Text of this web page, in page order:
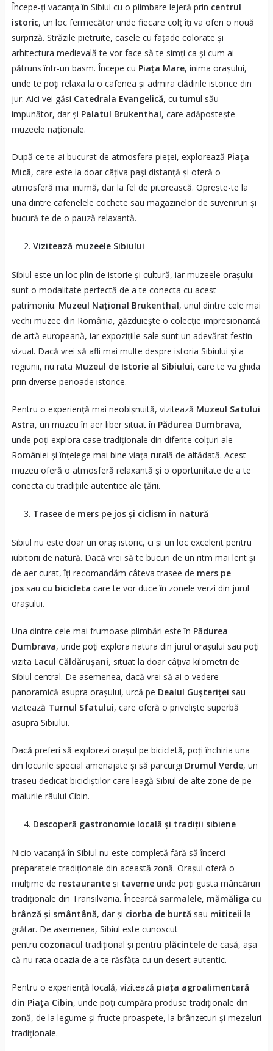
Începe-ți vacanța în Sibiul cu o plimbare lejeră prin centrul
istoric, un loc fermecător unde fiecare colț îți va oferi o nouă
surpriză. Străzile pietruite, casele cu fațade colorate și
arhitectura medievală te vor face să te simți ca și cum ai
pătruns într-un basm. Începe cu Piața Mare, inima orașului,
unde te poți relaxa la o cafenea și admira clădirile istorice din
jur. Aici vei găsi Catedrala Evangelică, cu turnul său
impunător, dar și Palatul Brukenthal, care adăpostește
muzeele naționale.
După ce te-ai bucurat de atmosfera pieței, explorează Piața
Mică, care este la doar câțiva pași distanță și oferă o
atmosferă mai intimă, dar la fel de pitorească. Oprește-te la
una dintre cafenelele cochete sau magazinelor de suveniruri și
bucură-te de o pauză relaxantă.
Vizitează muzeele Sibiului
Sibiul este un loc plin de istorie și cultură, iar muzeele orașului
sunt o modalitate perfectă de a te conecta cu acest
patrimoniu. Muzeul Național Brukenthal, unul dintre cele mai
vechi muzee din România, găzduiește o colecție impresionantă
de artă europeană, iar expozițiile sale sunt un adevărat festin
vizual. Dacă vrei să afli mai multe despre istoria Sibiului și a
regiunii, nu rata Muzeul de Istorie al Sibiului, care te va ghida
prin diverse perioade istorice.
Pentru o experiență mai neobișnuită, vizitează Muzeul Satului
Astra, un muzeu în aer liber situat în Pădurea Dumbrava,
unde poți explora case tradiționale din diferite colțuri ale
României și înțelege mai bine viața rurală de altădată. Acest
muzeu oferă o atmosferă relaxantă și o oportunitate de a te
conecta cu tradițiile autentice ale țării.
Trasee de mers pe jos și ciclism în natură
Sibiul nu este doar un oraș istoric, ci și un loc excelent pentru
iubitorii de natură. Dacă vrei să te bucuri de un ritm mai lent și
de aer curat, îți recomandăm câteva trasee de mers pe
jossau cu bicicleta care te vor duce în zonele verzi din jurul
orașului.
Una dintre cele mai frumoase plimbări este în Pădurea
Dumbrava, unde poți explora natura din jurul orașului sau poți
vizita Lacul Căldărușani, situat la doar câțiva kilometri de
Sibiul central. De asemenea, dacă vrei să ai o vedere
panoramică asupra orașului, urcă pe Dealul Gușteriței sau
vizitează Turnul Sfatului, care oferă o priveliște superbă
asupra Sibiului.
Dacă preferi să explorezi orașul pe bicicletă, poți închiria una
din locurile special amenajate și să parcurgi Drumul Verde, un
traseu dedicat bicicliștilor care leagă Sibiul de alte zone de pe
malurile râului Cibin.
Descoperă gastronomie locală și tradiții sibiene
Nicio vacanță în Sibiul nu este completă fără să încerci
preparatele tradiționale din această zonă. Orașul oferă o
mulțime de restauranteși taverneunde poți gusta mâncăruri
tradiționale din Transilvania. Încearcă sarmalele, mămăliga cu
brânză și smântână, dar și ciorba de burtă sau mititeii la
grătar. De asemenea, Sibiul este cunoscut
pentru cozonacul tradițional și pentru plăcintelede casă, așa
că nu rata ocazia de a te răsfăța cu un desert autentic.
Pentru o experiență locală, vizitează piața agroalimentară
din Piața Cibin, unde poți cumpăra produse tradiționale din
zonă, de la legume și fructe proaspete, la brânzeturi și mezeluri
tradiționale.